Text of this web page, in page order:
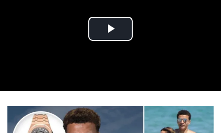
Play Video